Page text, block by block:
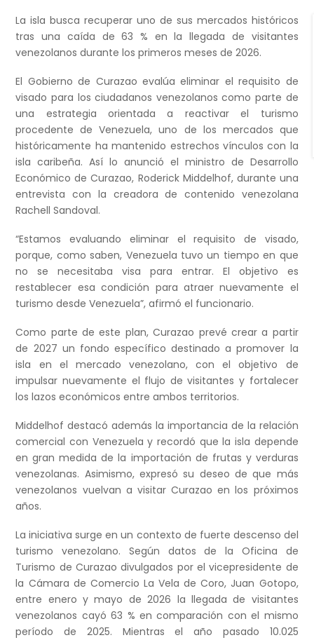
La isla busca recuperar uno de sus mercados históricos
tras una caída de 63 % en la llegada de visitantes
venezolanos durante los primeros meses de 2026.
El Gobierno de Curazao evalúa eliminar el requisito de
visado para los ciudadanos venezolanos como parte de
una estrategia orientada a reactivar el turismo
procedente de Venezuela, uno de los mercados que
históricamente ha mantenido estrechos vínculos con la
isla caribeña. Así lo anunció el ministro de Desarrollo
Económico de Curazao, Roderick Middelhof, durante una
entrevista con la creadora de contenido venezolana
Rachell Sandoval.
“Estamos evaluando eliminar el requisito de visado,
porque, como saben, Venezuela tuvo un tiempo en que
no se necesitaba visa para entrar. El objetivo es
restablecer esa condición para atraer nuevamente el
turismo desde Venezuela”, afirmó el funcionario.
Como parte de este plan, Curazao prevé crear a partir
de 2027 un fondo específico destinado a promover la
isla en el mercado venezolano, con el objetivo de
impulsar nuevamente el flujo de visitantes y fortalecer
los lazos económicos entre ambos territorios.
Middelhof destacó además la importancia de la relación
comercial con Venezuela y recordó que la isla depende
en gran medida de la importación de frutas y verduras
venezolanas. Asimismo, expresó su deseo de que más
venezolanos vuelvan a visitar Curazao en los próximos
años.
La iniciativa surge en un contexto de fuerte descenso del
turismo venezolano. Según datos de la Oficina de
Turismo de Curazao divulgados por el vicepresidente de
la Cámara de Comercio La Vela de Coro, Juan Gotopo,
entre enero y mayo de 2026 la llegada de visitantes
venezolanos cayó 63 % en comparación con el mismo
período de 2025. Mientras el año pasado 10.025